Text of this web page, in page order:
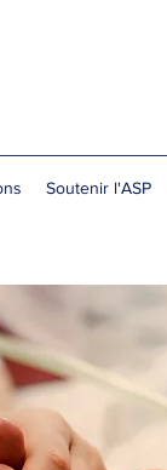
Soutenir l'ASP